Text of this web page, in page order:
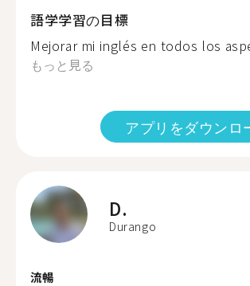
語学学習の目標
Mejorar mi inglés en todos los
もっと見る
アプリをダウンロ
D.
Durango
流暢